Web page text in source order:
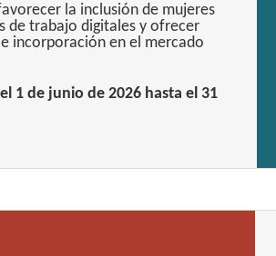
la inclusión de mujeres
de trabajo digitales y ofrecer
incorporación en el mercado
1 de junio de 2026 hasta el 31